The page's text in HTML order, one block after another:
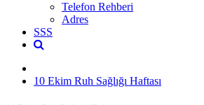
Telefon Rehberi
Adres
SSS
10 Ekim Ruh Sağlığı Haftası